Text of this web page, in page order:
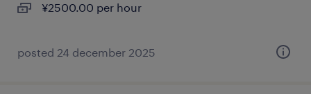
¥2500.00 per hour
posted 24 december 2025